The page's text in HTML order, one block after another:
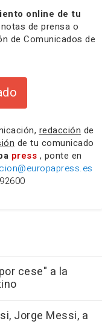
online de tu
de prensa o
de Comunicados de
redacción de
de tu comunicado
press , ponte en
cese" a la
Jorge Messi, a